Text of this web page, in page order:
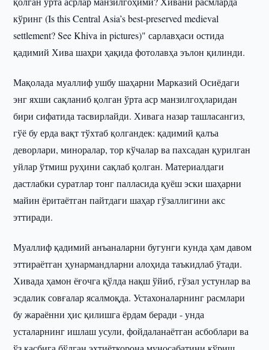
кўринг (Is this Central Asia’s best-preserved medieval
settlement? See Khiva in pictures)" сарлавҳаси остида
қадимий Хива шаҳри ҳақида фотолавҳа эълон қилинди.
Мақолада муаллиф ушбу шаҳарни Марказий Осиёдаги
энг яхши сақланиб қолган ўрта аср манзилгоҳларидан
бири сифатида тасвирлайди. Хивага назар ташласангиз,
гўё бу ерда вақт тўхтаб қолгандек: қадимий қалъа
деворлари, миноралар, тор кўчалар ва пахсадан қурилган
уйлар ўтмиш руҳини сақлаб қолган. Материалдаги
дастлабки суратлар тонг палласида қуёш эски шаҳарни
майин ёритаётган пайтдаги шаҳар гўзаллигини акс
эттиради.
Муаллиф қадимий анъаналарни бугунги кунда ҳам давом
эттираётган ҳунармандларни алоҳида таъкидлаб ўтади.
Хивада ҳамон ёғочга қўлда нақш ўйиб, гўзал устунлар ва
эсдалик совғалар ясалмоқда. Устахоналарнинг расмлари
бу жараённи ҳис қилишга ёрдам беради - унда
усталарнинг ишлаш усули, фойдаланаётган асбоблари ва